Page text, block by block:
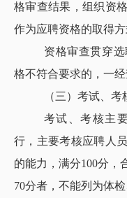
格审查结果，组织资
作为应聘资格的取得方
资格审查贯穿
格不符合要求的，一
（三）考试、考
考试、考核主
行，主要考核应聘人
的能力，满分100分，
70分者，不能列为体